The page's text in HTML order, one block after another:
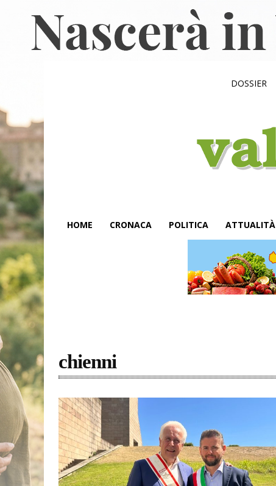
DOSSIER
HOME CRONACA POLITICA ATTUALITÀ
chienni